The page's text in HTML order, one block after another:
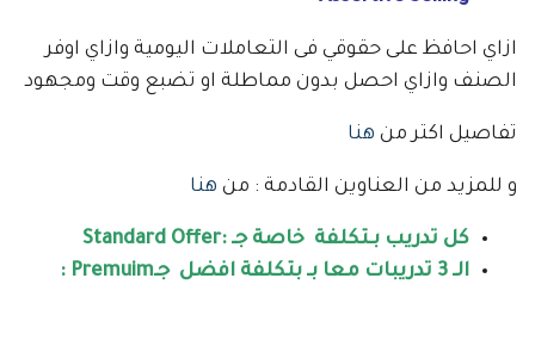
ازاي احافظ على حقوقي فى التعاملات اليومية وازاي اوفر
الصنف وازاي احصل بدون مماطلة او تضبع وقت ومجهود
تفاصيل اكتر من هنا
و للمزيد من العناوين القادمة : من هنا
كل تدريب بـتكلفة خاصة جـ :Standard Offer
الـ 3 تدريبات معا بـ بتكلفة افضل جـPremuim :